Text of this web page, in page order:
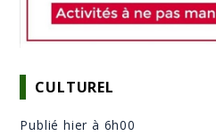
CULTUREL
Publié hier à 6h00